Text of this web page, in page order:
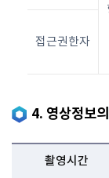
접근권한자
4. 영상정보
촬영시간